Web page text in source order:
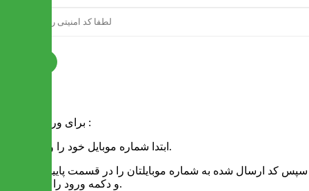
برای ورود به سایت :
1 - ابتدا شماره موبایل خود را وارد کنید.
و دکمه ورود را انتخاب کنید.